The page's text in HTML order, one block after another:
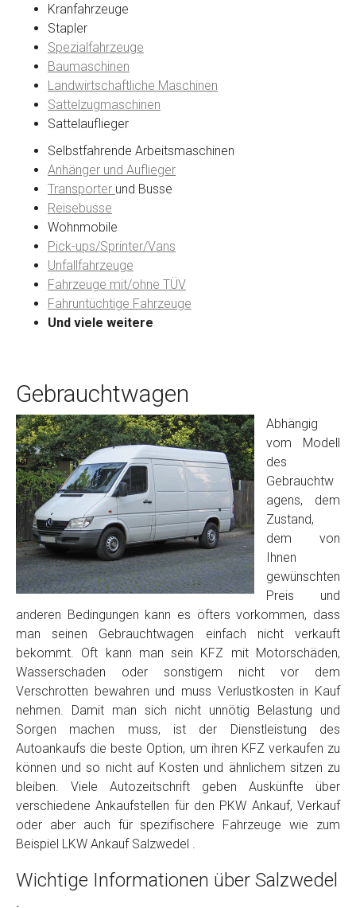
Baujahr
Getriebe
Bekannte Schäden
Kilometerstand
Preisvorstellung
Name*
Email
PLZ und Ort
Foto Nr. 1
Foto Nr. 2
Foto Nr. 3
Sonstiges
Fertig
Wie viel ist 10+2 ?*
Kranfahrzeuge
Stapler
Spezialfahrzeuge
Baumaschinen
Landwirtschaftliche Maschinen
Sattelzugmaschinen
Sattelauflieger
Selbstfahrende Arbeitsmaschinen
Anhänger und Auflieger
Transporter und Busse
Reisebusse
Wohnmobile
Pick-ups/Sprinter/Vans
Unfallfahrzeuge
Fahrzeuge mit/ohne TÜV
Fahruntüchtige Fahrzeuge
Und viele weitere
Gebrauchtwagen
Abhängig
vom Modell
des
Gebrauchtw
agens, dem
Zustand,
dem von
Ihnen
gewünschten
Preis und
anderen Bedingungen kann es öfters vorkommen, dass
man seinen Gebrauchtwagen einfach nicht verkauft
bekommt. Oft kann man sein KFZ mit Motorschäden,
Wasserschaden oder sonstigem nicht vor dem
Verschrotten bewahren und muss Verlustkosten in Kauf
nehmen. Damit man sich nicht unnötig Belastung und
Sorgen machen muss, ist der Dienstleistung des
Autoankaufs die beste Option, um ihren KFZ verkaufen zu
können und so nicht auf Kosten und ähnlichem sitzen zu
bleiben. Viele Autozeitschrift geben Auskünfte über
verschiedene Ankaufstellen für den PKW Ankauf, Verkauf
oder aber auch für spezifischere Fahrzeuge wie zum
Beispiel LKW Ankauf Salzwedel .
Wichtige Informationen über Salzwedel
.